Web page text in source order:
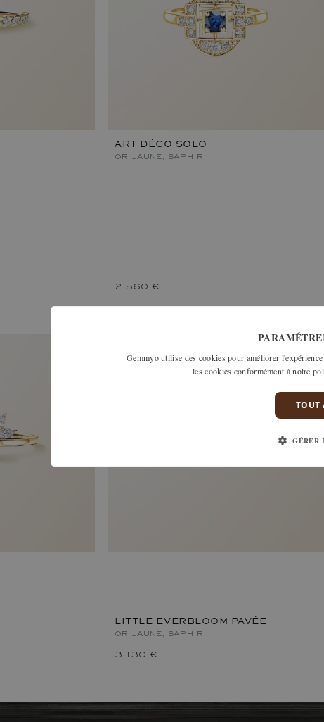
ART DÉCO SOLO
OR JAUNE, SAPHIR
2 560 €
LITTLE EVERBLOOM PAVÉE
OR JAUNE, SAPHIR
3 130 €
Gemmyo utilise des cookies pour améliorer
les cookies conformément à notre
TOUT
GÉRER